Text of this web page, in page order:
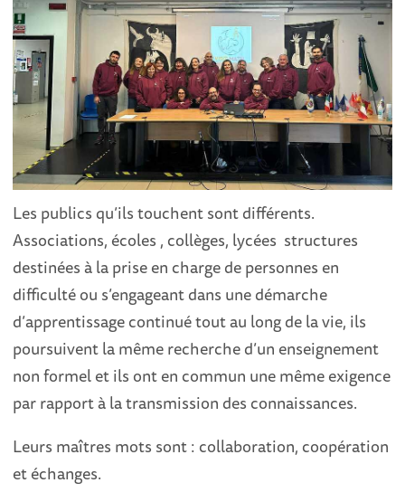
Les publics qu’ils touchent sont différents.
Associations, écoles , collèges, lycées structures
destinées à la prise en charge de personnes en
difficulté ou s’engageant dans une démarche
d’apprentissage continué tout au long de la vie, ils
poursuivent la même recherche d’un enseignement
non formel et ils ont en commun une même exigence
par rapport à la transmission des connaissances.
Leurs maîtres mots sont : collaboration, coopération
et échanges.